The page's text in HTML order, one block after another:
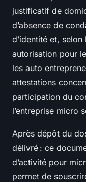
justificatif de
d’absence de
d’identité et,
autorisation pour
les auto
attestations
participation du
l’entreprise micro
Après dépôt du
délivré : ce
d’activité pour
permet de